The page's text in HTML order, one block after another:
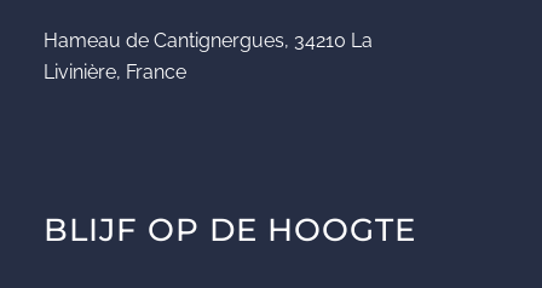
Hameau de Cantignergues, 34210 La
Livinière, France
BLIJF OP DE HOOGTE